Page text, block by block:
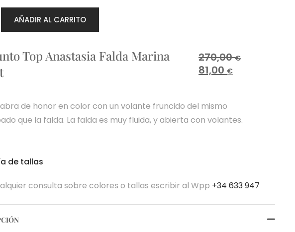
AÑADIR AL CARRITO
Top Anastasia Falda Marina
270,00€
81,00 €
de honor en color con un volante fruncido del mismo
que la falda. La falda es muy fluida, y abierta con volantes.
de tallas
consulta sobre colores o tallas escribir al Wpp +34 633 947